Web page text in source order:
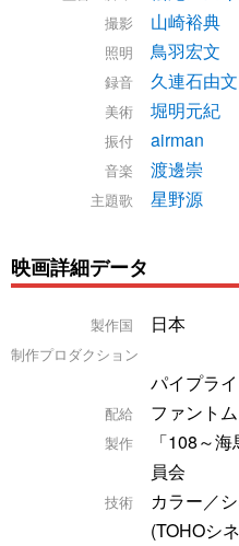
撮影 山崎裕典
照明 鳥羽宏文
録音 久連石由文
美術 堀明元紀
振付 airman
音楽 渡邊崇
主題歌 星野源
映画詳細データ
製作国 日本
制作プロダクション
パイプラ
配給 ファント
製作
「108～
員会
技術
カラー／
(TOHOシ